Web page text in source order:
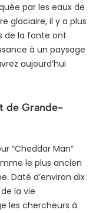
par les eaux de
glaciaire, il y a plus
de la fonte ont
à un paysage
aujourd’hui
de Grande-
“Cheddar Man”
le plus ancien
Daté d’environ dix
la vie
les chercheurs à